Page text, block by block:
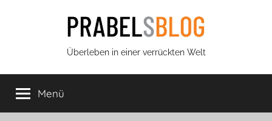
Prabels
Blog
Überleben in einer verrückten Welt
Menü